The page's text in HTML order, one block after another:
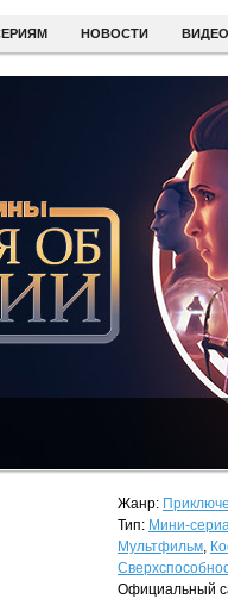
НОВОСТИ ВИДЕО
Жанр:
Тип: Мини-
Мультфильм,
Официальный